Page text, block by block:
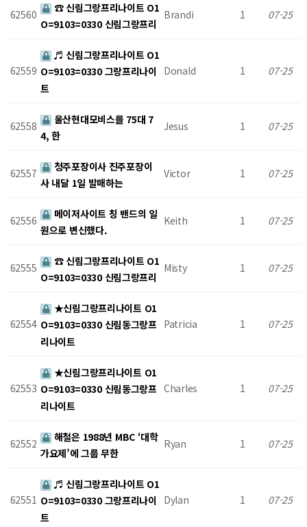
62560
☎ 신림그랑프리나이트 O1
O=9103=0330 신림그랑프리
Brandi 1 07-25
62559
♬ 신림그랑프리나이트 O1
O=9103=0330 그랑프리나이
트
Donald 1 07-25
62558
울산현대모비스를 75대 7
4, 한
Jesus 1 07-25
62557
청주포장이사 진주포장이
사 내달 1일 발매하는
Victor 1 07-25
62556
메이저사이트 칭 밴드의 일
원으로 변신했다.
Keith 1 07-25
62555
☎ 신림그랑프리나이트 O1
O=9103=0330 신림그랑프리
Misty 1 07-25
62554
★신림그랑프리나이트 O1
O=9103=0330 신림동그랑프
리나이트
Patricia 1 07-25
62553
★신림그랑프리나이트 O1
O=9103=0330 신림동그랑프
리나이트
Charles 1 07-25
62552
해철은 1988년 MBC ‘대학
가요제’에 그룹 무한
Ryan 1 07-25
62551
♬ 신림그랑프리나이트 O1
O=9103=0330 그랑프리나이
트
Dylan 1 07-25